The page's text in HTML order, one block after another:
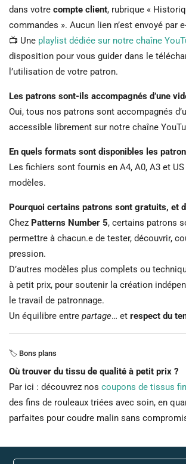
dans votre compte client, rubrique «
commandes ». Aucun lien n’est envoyé par
📺 Une playlist dédiée sur notre chaîne
disposition pour vous guider dans le
l’utilisation de votre patron.
Les patrons sont-ils accompagnés d’une
Oui, tous nos patrons sont accompagnés
accessible librement sur notre chaîne
En quels formats sont disponibles les
Les fichiers sont fournis en A4, A0, A3 et
modèles.
Pourquoi certains patrons sont gratuits, et
Chez Patterns Number 5, certains patrons
permettre à chacun.e de tester, découvrir,
pression.
D’autres modèles plus complets ou
à petit prix, pour soutenir la création
le travail de patronnage.
Un équilibre entre partage… et respect du
🏷️ Bons plans
Où trouver du tissu de qualité à petit prix ?
Par ici : découvrez nos coupons de tissus
des fins de rouleaux triées avec soin, en
parfaites pour coudre malin sans